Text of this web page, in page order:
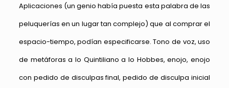
Aplicaciones (un genio había puesta esta palabra de las
peluquerías en un lugar tan complejo) que al comprar el
espacio-tiempo, podían especificarse. Tono de voz, uso
de metáforas a lo Quintiliano a lo Hobbes, enojo, enojo
con pedido de disculpas final, pedido de disculpa inicial